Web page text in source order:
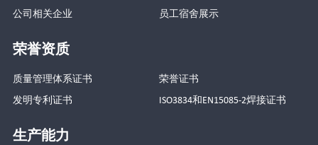
公司相关企业
员工宿舍展示
荣誉资质
质量管理体系证书
荣誉证书
发明专利证书
ISO3834和EN15085-2焊接证书
生产能力